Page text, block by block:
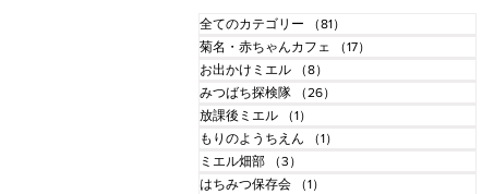
全てのカテゴリー （81）
菊名・赤ちゃんカフェ
（17）
お出かけミエル
（8）
みつばち探検隊
（26）
放課後ミエル
（1）
もりのようちえん
（1）
ミエル畑部
（3）
はちみつ保存会
（1）